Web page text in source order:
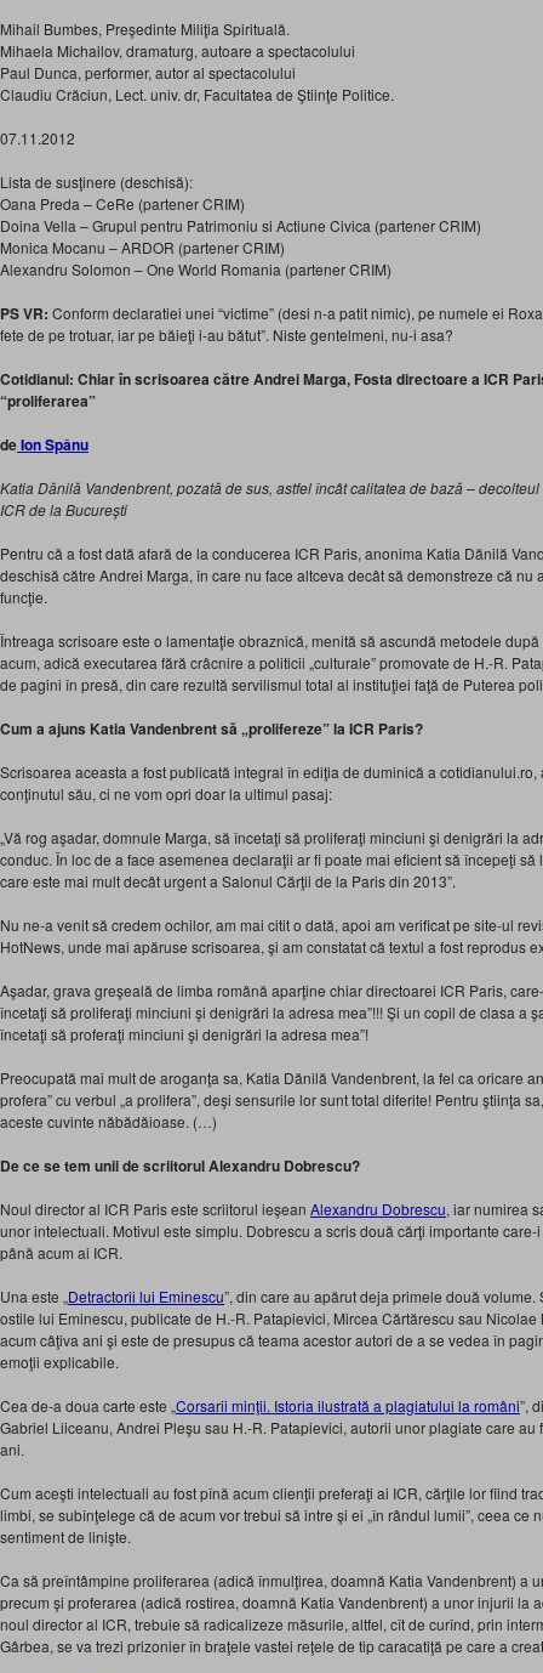
Mihail Bumbes, Preşedinte Miliţia Spirituală.
Mihaela Michailov, dramaturg, autoare a spectacolului
Paul Dunca, performer, autor al spectacolului
Claudiu Crăciun, Lect. univ. dr, Facultatea de Ştiinţe Politice.
07.11.2012
Lista de susţinere (deschisă):
Oana Preda – CeRe (partener CRIM)
Doina Vella – Grupul pentru Patrimoniu si Actiune Civica (partener CRIM)
Monica Mocanu – ARDOR (partener CRIM)
Alexandru Solomon – One World Romania (partener CRIM)
PS VR: Conform declaratiei unei “victime” (desi n-a patit nimic), pe numele ei
fete de pe trotuar, iar pe băieţi i-au bătut”. Niste gentelmeni, nu-i asa?
Cotidianul: Chiar în scrisoarea către Andrei Marga, Fosta directoare a ICR
“proliferarea”
deIon Spânu
Katia Dănilă Vandenbrent, pozată de sus, astfel încât calitatea de bază –
ICR de la Bucureşti
Pentru că a fost dată afară de la conducerea ICR Paris, anonima Katia Dănilă
deschisă către Andrei Marga, în care nu face altceva decât să demonstreze că nu
funcţie.
Întreaga scrisoare este o lamentaţie obraznică, menită să ascundă metodele
acum, adică executarea fără crâcnire a politicii „culturale” promovate de H.-R.
de pagini în presă, din care rezultă servilismul total al instituţiei faţă de Puterea
Cum a ajuns Katia Vandenbrent să „prolifereze” la ICR Paris?
Scrisoarea aceasta a fost publicată integral în ediţia de duminică a cotidianului.ro,
conţinutul său, ci ne vom opri doar la ultimul pasaj:
„Vă rog aşadar, domnule Marga, să încetaţi să proliferaţi minciuni şi denigrări la
conduc. În loc de a face asemenea declaraţii ar fi poate mai eficient să începeţi
care este mai mult decât urgent a Salonul Cărţii de la Paris din 2013”.
Nu ne-a venit să credem ochilor, am mai citit o dată, apoi am verificat pe site-ul
HotNews, unde mai apăruse scrisoarea, şi am constatat că textul a fost reprodus
Aşadar, grava greşeală de limba română aparţine chiar directoarei ICR Paris,
încetaţi să proliferaţi minciuni şi denigrări la adresa mea”!!! Şi un copil de clasa a
încetaţi să proferaţi minciuni şi denigrări la adresa mea”!
Preocupată mai mult de aroganţa sa, Katia Dănilă Vandenbrent, la fel ca oricare
profera” cu verbul „a prolifera”, deşi sensurile lor sunt total diferite! Pentru ştiinţa
aceste cuvinte năbădăioase. (…)
De ce se tem unii de scriitorul Alexandru Dobrescu?
Noul director al ICR Paris este scriitorul ieşean Alexandru Dobrescu, iar numirea
unor intelectuali. Motivul este simplu. Dobrescu a scris două cărţi importante
până acum ai ICR.
Una este „Detractorii lui Eminescu”, din care au apărut deja primele două
ostile lui Eminescu, publicate de H.-R. Patapievici, Mircea Cărtărescu sau Nicolae
acum câţiva ani şi este de presupus că teama acestor autori de a se vedea în
emoţii explicabile.
Cea de-a doua carte este „Corsarii minţii. Istoria ilustrată a plagiatului la români”,
Gabriel Liiceanu, Andrei Pleşu sau H.-R. Patapievici, autorii unor plagiate care
ani.
Cum aceşti intelectuali au fost pînă acum clienţii preferaţi ai ICR, cărţile lor fiind
limbi, se subînţelege că de acum vor trebui să intre şi ei „în rândul lumii”, ceea ce
sentiment de linişte.
Ca să preîntâmpine proliferarea (adică înmulţirea, doamnă Katia Vandenbrent) a
precum şi proferarea (adică rostirea, doamnă Katia Vandenbrent) a unor injurii la
noul director al ICR, trebuie să radicalizeze măsurile, altfel, cît de curînd, prin
Gârbea, se va trezi prizonier în braţele vastei reţele de tip caracatiţă pe care a